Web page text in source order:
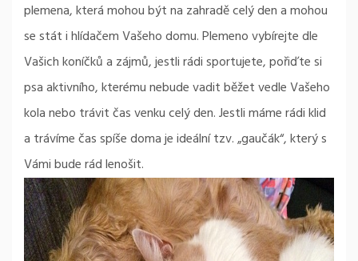
plemena, která mohou být na zahradě celý den a mohou
se stát i hlídačem Vašeho domu. Plemeno vybírejte dle
Vašich koníčků a zájmů, jestli rádi sportujete, pořiďte si
psa aktivního, kterému nebude vadit běžet vedle Vašeho
kola nebo trávit čas venku celý den. Jestli máme rádi klid
a trávíme čas spíše doma je ideální tzv. „gaučák“, který s
Vámi bude rád lenošit.